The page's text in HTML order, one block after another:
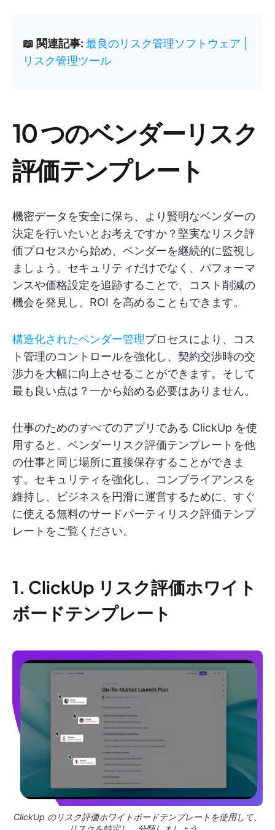
📖 関連記事: 最良のリスク管理ソフトウェア |
リスク管理ツール
10 つのベンダーリスク
評価テンプレート
機密データを安全に保ち、より賢明なベンダーの
決定を行いたいとお考えですか？堅実なリスク評
価プロセスから始め、ベンダーを継続的に監視し
ましょう。セキュリティだけでなく、パフォーマ
ンスや価格設定を追跡することで、コスト削減の
機会を発見し、ROI を高めることもできます。
構造化されたベンダー管理プロセスにより、コス
ト管理のコントロールを強化し、契約交渉時の交
渉力を大幅に向上させることができます。そして
最も良い点は？一から始める必要はありません。
仕事のためのすべてのアプリである ClickUp を使
用すると、ベンダーリスク評価テンプレートを他
の仕事と同じ場所に直接保存することができま
す。セキュリティを強化し、コンプライアンスを
維持し、ビジネスを円滑に運営するために、すぐ
に使える無料のサードパーティリスク評価テンプ
レートをご覧ください。
1. ClickUp リスク評価ホワイト
ボードテンプレート
ClickUp のリスク評価ホワイトボードテンプレートを使用して、